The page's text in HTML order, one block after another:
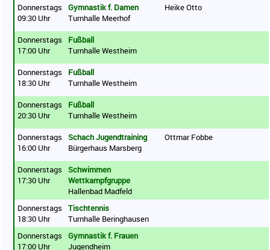
Donnerstags
09:30 Uhr
Gymnastik f. Damen
Turnhalle Meerhof
Heike Otto
Donnerstags
17:00 Uhr
Fußball
Turnhalle Westheim
Donnerstags
18:30 Uhr
Fußball
Turnhalle Westheim
Donnerstags
20:30 Uhr
Fußball
Turnhalle Westheim
Donnerstags
16:00 Uhr
Schach Jugendtraining
Bürgerhaus Marsberg
Ottmar Fobbe
Donnerstags
17:30 Uhr
Schwimmen
Wettkampfgruppe
Hallenbad Madfeld
Donnerstags
18:30 Uhr
Tischtennis
Turnhalle Beringhausen
Donnerstags
17:00 Uhr
Gymnastik f. Frauen
Jugendheim